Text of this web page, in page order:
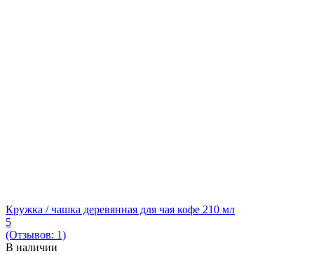
Кружка / чашка деревянная для чая кофе 210 мл
5
(Отзывов: 1)
В наличии